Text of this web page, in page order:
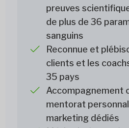
preuves
de plus de 36
sanguins
Reconnue et
clients et les
35 pays
Accompagnement
mentorat
marketing dédiés